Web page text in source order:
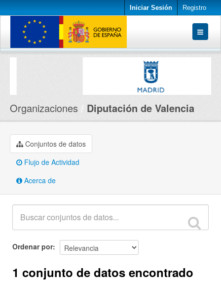
Iniciar Sesión Registro
Conjuntos de datos
Organizaciones Diputación de Valencia
Conjuntos de datos
Flujo de Actividad
Acerca de
Ordenar por
1 conjunto de datos encontrado